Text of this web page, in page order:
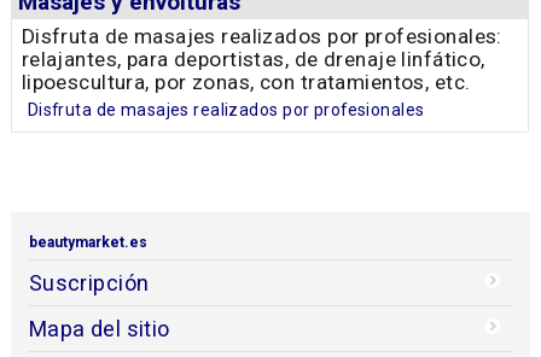
Disfruta de masajes realizados por profesionales:
relajantes, para deportistas, de drenaje linfático,
lipoescultura, por zonas, con tratamientos, etc.
Disfruta de masajes realizados por profesionales
beautymarket.es
Suscripción
Mapa del sitio